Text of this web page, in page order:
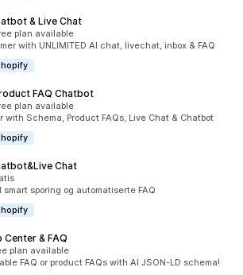
& Live Chat
plan available
with UNLIMITED AI chat, livechat, inbox & FAQ
FAQ Chatbot
plan available
with Schema, Product FAQs, Live Chat & Chatbot
Chat
smart sporing og automatiserte FAQ
& FAQ
plan available
FAQ or product FAQs with AI JSON-LD schema!